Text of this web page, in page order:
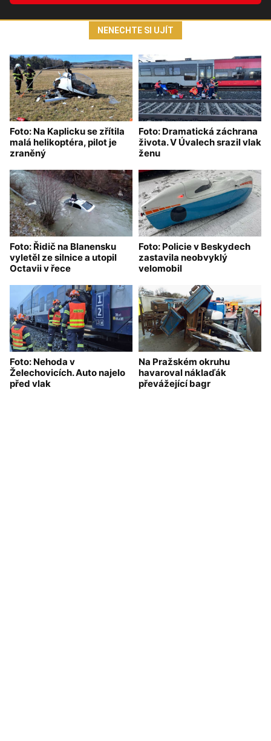
NENECHTE SI UJÍT
Foto: Na Kaplicku se zřítila
malá helikoptéra, pilot je
zraněný
Foto: Dramatická záchrana
života. V Úvalech srazil vlak
ženu
Foto: Řidič na Blanensku
vyletěl ze silnice a utopil
Octavii v řece
Foto: Policie v Beskydech
zastavila neobvyklý
velomobil
Foto: Nehoda v
Želechovicích. Auto najelo
před vlak
Na Pražském okruhu
havaroval náklaďák
převážející bagr